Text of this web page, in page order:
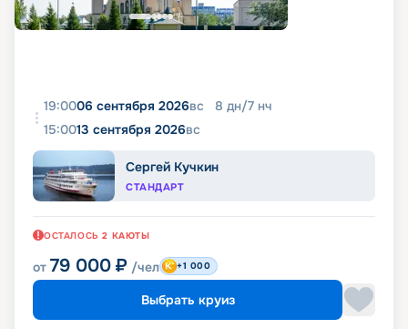
19:0006 сентября 2026вс 8 дн/7 нч
15:0013 сентября 2026вс
Сергей Кучкин
СТАНДАРТ
ОСТАЛОСЬ 2 КАЮТЫ
от 79 000 ₽ /чел +1 000
Выбрать круиз